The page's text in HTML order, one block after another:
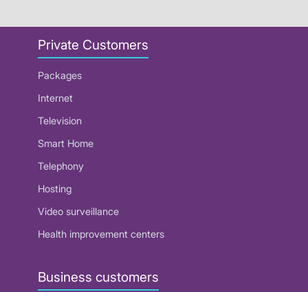
Private Customers
Packages
Internet
Television
Smart Home
Telephony
Hosting
Video surveillance
Health improvement centers
Business customers